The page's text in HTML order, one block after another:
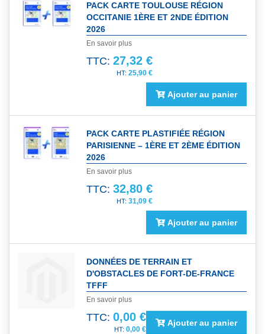
PACK CARTE TOULOUSE RÉGION
OCCITANIE 1ÈRE ET 2NDE ÉDITION
2026
En savoir plus
TTC: 27,32 €
25,90 €
Ajouter au panier
PACK CARTE PLASTIFIÉE RÉGION
PARISIENNE – 1ÈRE ET 2ÈME ÉDITION
2026
En savoir plus
TTC: 32,80 €
31,09 €
Ajouter au panier
DONNÉES DE TERRAIN ET
D'OBSTACLES DE FORT-DE-FRANCE
TFFF
En savoir plus
TTC: 0,00 €
0,00 €
Ajouter au panier